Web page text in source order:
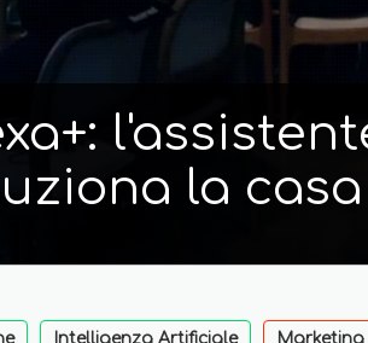
la
Intelligenza Artificiale Marketing